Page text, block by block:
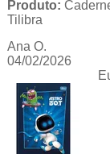
Produto:
Tilibra
Ana O.
04/02/2026